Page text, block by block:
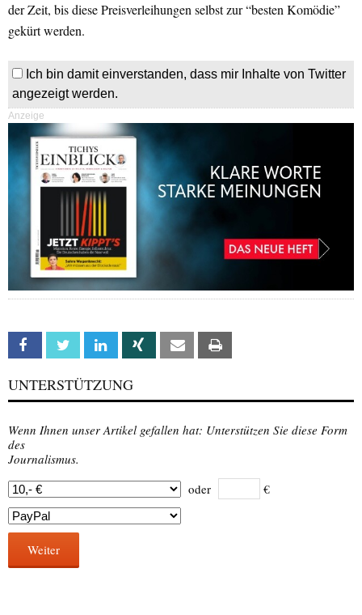
der Zeit, bis diese Preisverleihungen selbst zur “besten Komödie”
gekürt werden.
Ich bin damit einverstanden, dass mir Inhalte von Twitter
angezeigt werden.
Anzeige
Facebook Twitter Linkedin Xing Email
UNTERSTÜTZUNG
Wenn Ihnen unser Artikel gefallen hat: Unterstützen Sie diese Form
des
Journalismus.
oder
€
Weiter